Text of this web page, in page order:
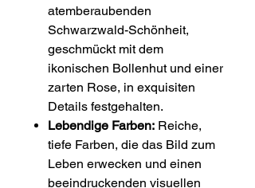
atemberaubenden
Schwarzwald-Schönheit,
geschmückt mit dem
ikonischen Bollenhut und einer
zarten Rose, in exquisiten
Details festgehalten.
Lebendige Farben: Reiche,
tiefe Farben, die das Bild zum
Leben erwecken und einen
beeindruckenden visuellen